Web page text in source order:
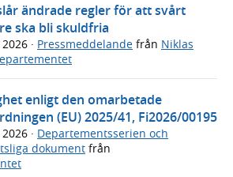
ändrade regler för att svårt
ska bli skuldfria
· Pressmeddelande från Niklas
enligt den omarbetade
(EU) 2025/41, Fi2026/00195
· Departementsserien och
dokument från